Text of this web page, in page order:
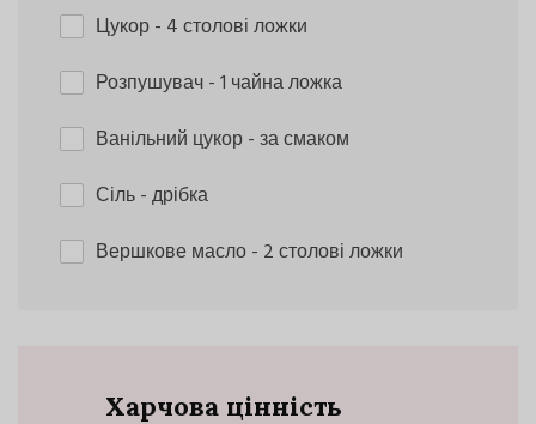
Цукор- 4 столові ложки
Розпушувач- 1 чайна ложка
Ванільний цукор- за смаком
Сіль- дрібка
Вершкове масло- 2 столові ложки
Харчова цінність